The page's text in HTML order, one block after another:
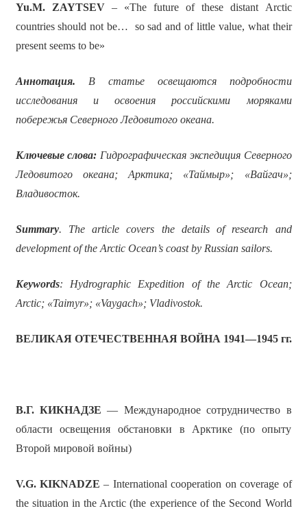
Yu.M. ZAYTSEV– «The future of these distant Arctic
countries should not be… so sad and of little value, what their
present seems to be»
Аннотация. В статье освещаются подробности
исследования и освоения российскими моряками
побережья Северного Ледовитого океана.
Ключевые слова: Гидрографическая экспедиция Северного
Ледовитого океана; Арктика; «Таймыр»; «Вайгач»;
Владивосток.
Summary. The article covers the details of research and
development of the Arctic Ocean’s coast by Russian sailors.
Keywords: Hydrographic Expedition of the Arctic Ocean;
Arctic; «Taimyr»; «Vaygach»; Vladivostok.
ВЕЛИКАЯ ОТЕЧЕСТВЕННАЯ ВОЙНА 1941—1945 гг.
В.Г. КИКНАДЗЕ — Международное сотрудничество в
области освещения обстановки в Арктике (по опыту
Второй мировой войны)
V.G. KIKNADZE – International cooperation on coverage of
the situation in the Arctic (the experience of the Second World